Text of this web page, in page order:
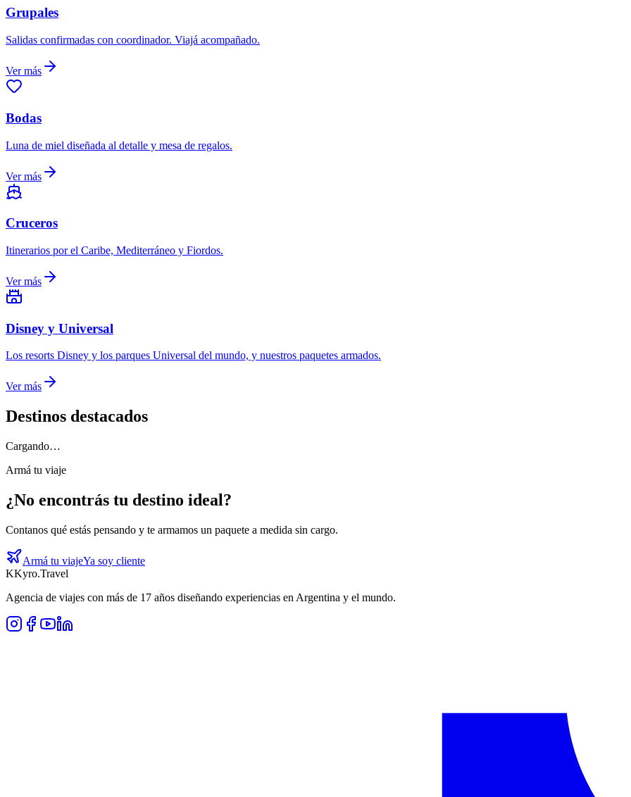
Grupales
Salidas confirmadas con coordinador. Viajá acompañado.
Ver más
Bodas
Luna de miel diseñada al detalle y mesa de regalos.
Ver más
Cruceros
Itinerarios por el Caribe, Mediterráneo y Fiordos.
Ver más
Disney y Universal
Los resorts Disney y los parques Universal del mundo, y nuestros paquetes armados.
Ver más
Destinos destacados
Cargando…
Armá tu viaje
¿No encontrás tu destino ideal?
Contanos qué estás pensando y te armamos un paquete a medida sin cargo.
Armá tu viajeYa soy cliente
KKyro.Travel
Agencia de viajes con más de 17 años diseñando experiencias en Argentina y el mundo.